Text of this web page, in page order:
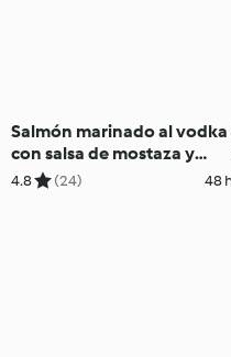
Salmón marinado al vodka
con salsa de mostaza y
eneldo
4.8 (24) 48